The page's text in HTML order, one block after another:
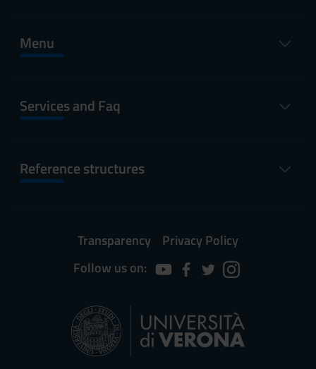
Menu
Services and Faq
Reference structures
Transparency
Privacy Policy
Follow us on: